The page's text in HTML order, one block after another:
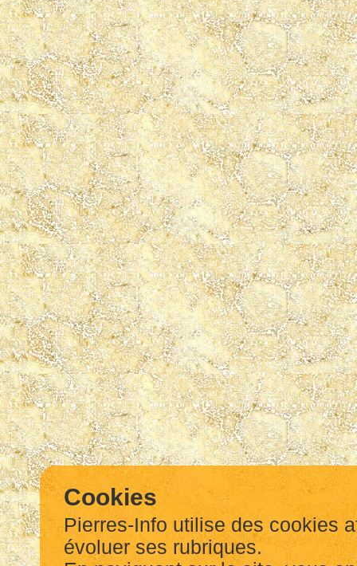
Cookies
Pierres-Info utilise des cookies
évoluer ses rubriques.